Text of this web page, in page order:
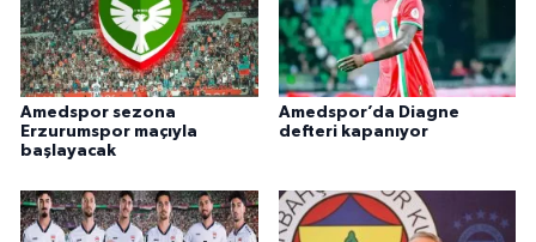
Amedspor sezona
Erzurumspor maçıyla
başlayacak
Amedspor’da Diagne
defteri kapanıyor